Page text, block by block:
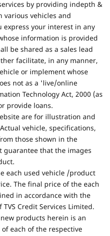
by providing indepth &
various vehicles and
express your interest in any
information is provided
be shared as a sales lead
facilitate, in any manner,
or implement whose
not as a 'live/online
Technology Act, 2000 (as
provide loans.
are for illustration and
vehicle, specifications,
those shown in the
guarantee that the images
each used vehicle /product
The final price of the each
in accordance with the
Credit Services Limited.
products herein is an
each of the respective